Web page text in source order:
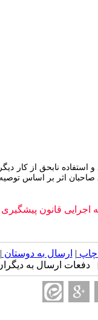
نابحق از کار
اثر بر اساس
چاپ | ارسال به دوستان |
ارسال به دیگران: ۰